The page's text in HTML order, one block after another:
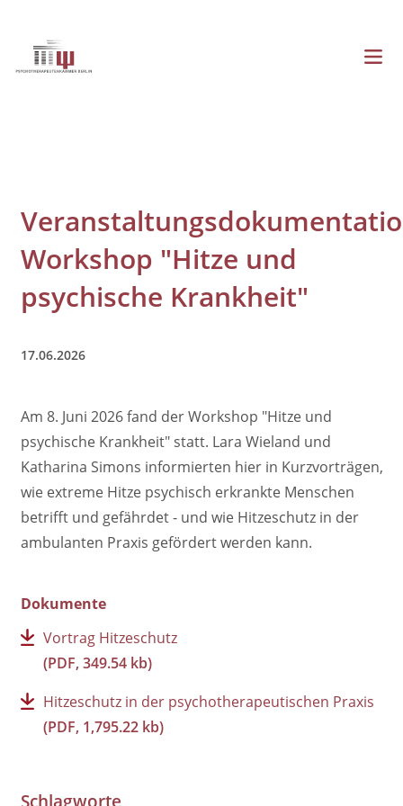
Inhalt
Menü
Workshop "Hitze und
psychische Krankheit"
17.06.2026
Am 8. Juni 2026 fand der Workshop "Hitze und
psychische Krankheit" statt. Lara Wieland und
Katharina Simons informierten hier in Kurzvorträgen,
wie extreme Hitze psychisch erkrankte Menschen
betrifft und gefährdet - und wie Hitzeschutz in der
ambulanten Praxis gefördert werden kann.
Dokumente
Vortrag Hitzeschutz
(PDF, 349.54 kb)
Hitzeschutz in der psychotherapeutischen Praxis
(PDF, 1,795.22 kb)